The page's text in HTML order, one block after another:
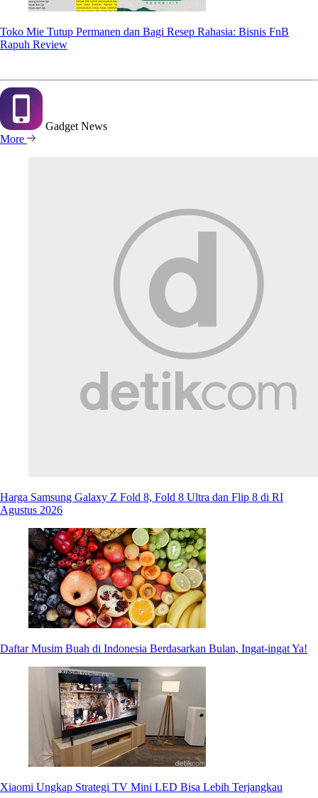
Toko Mie Tutup Permanen dan Bagi Resep Rahasia: Bisnis FnB
Rapuh Review
Gadget News
More
Harga Samsung Galaxy Z Fold 8, Fold 8 Ultra dan Flip 8 di RI
Agustus 2026
Daftar Musim Buah di Indonesia Berdasarkan Bulan, Ingat-ingat Ya!
Xiaomi Ungkap Strategi TV Mini LED Bisa Lebih Terjangkau